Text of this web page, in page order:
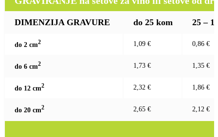
DIMENZIJA GRAVURE do 25 kom 25 –
do 2 cm2 1,09 € 0,86 €
do 6 cm2 1,73 € 1,35 €
do 12 cm2 2,32 € 1,86 €
do 20 cm2 2,65 € 2,12 €